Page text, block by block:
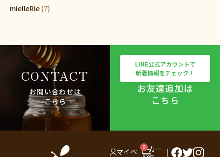
mielleRie (7)
CONTACT
お問い合わせは
こちら
LINE公式アカウントで
新着情報をチェック！
お友達追加は
こちら
マイペ
0 カー